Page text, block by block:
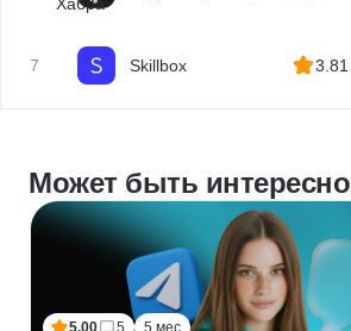
7 Skillbox 3.81
Может быть интересно
5.00 5 5 мес